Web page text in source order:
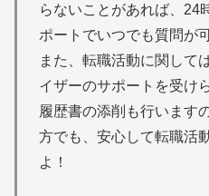
らないことがあれば、24
ポートでいつでも質問が
また、転職活動に関して
イザーのサポートを受け
履歴書の添削も行います
方でも、安心して転職活
よ！